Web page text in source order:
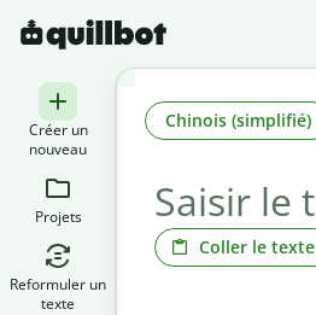
Créer un
nouveau
Projets
Reformuler un
texte
Coller le texte
Chinois (simplifié)